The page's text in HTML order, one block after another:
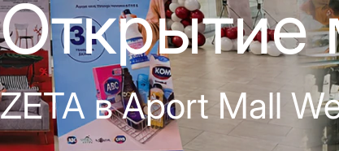
Открытие
ZETA в Aport Mall